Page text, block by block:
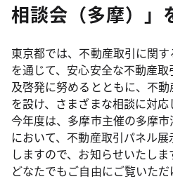
相談会（多摩）」
東京都では、不動産取引に関
を通じて、安心安全な不動産
及啓発に努めるとともに、不
を設け、さまざまな相談に対応
今年度は、多摩市主催の多摩
において、不動産取引パネル
しますので、お知らせいたしま
どなたでもご自由にご覧いた